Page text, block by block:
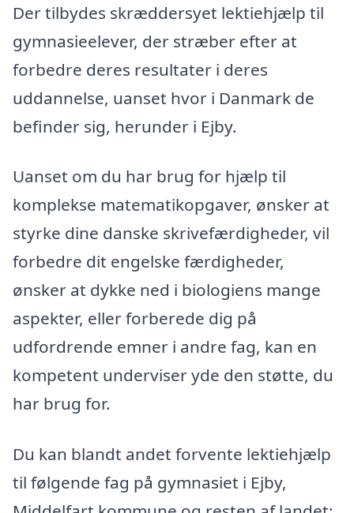
Der tilbydes skræddersyet lektiehjælp til
gymnasieelever, der stræber efter at
forbedre deres resultater i deres
uddannelse, uanset hvor i Danmark de
befinder sig, herunder i Ejby.
Uanset om du har brug for hjælp til
komplekse matematikopgaver, ønsker at
styrke dine danske skrivefærdigheder, vil
forbedre dit engelske færdigheder,
ønsker at dykke ned i biologiens mange
aspekter, eller forberede dig på
udfordrende emner i andre fag, kan en
kompetent underviser yde den støtte, du
har brug for.
Du kan blandt andet forvente lektiehjælp
til følgende fag på gymnasiet i Ejby,